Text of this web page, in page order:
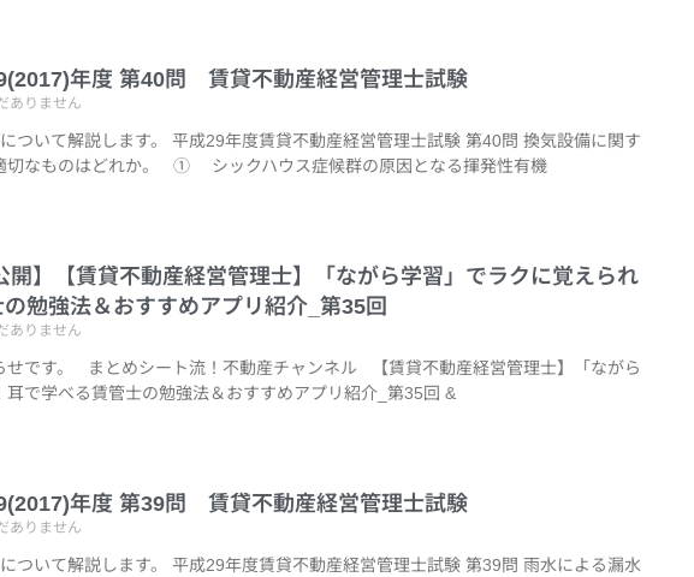
年度 第40問 賃貸不動産経営管理士試験
ありません
ついて解説します。 平成29年度賃貸不動産経営管理士試験 第40問 換気設備に関す
切なものはどれか。 ① シックハウス症候群の原因となる揮発性有機
開】【賃貸不動産経営管理士】「ながら学習」でラクに覚えられ
勉強法＆おすすめアプリ紹介_第35回
ありません
せです。 まとめシート流！不動産チャンネル 【賃貸不動産経営管理士】「ながら
耳で学べる賃管士の勉強法＆おすすめアプリ紹介_第35回 &
年度 第39問 賃貸不動産経営管理士試験
ありません
ついて解説します。 平成29年度賃貸不動産経営管理士試験 第39問 雨水による漏水